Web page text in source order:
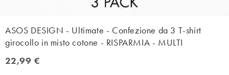
ASOS DESIGN - Ultimate - Confezione da 3 T-shirt
girocollo in misto cotone - RISPARMIA - MULTI
22,99 €
22,99 €